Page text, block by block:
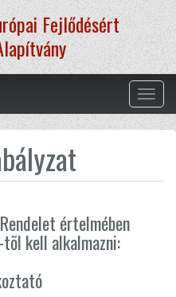
Fejlődésért
értelmében
kell alkalmazni: